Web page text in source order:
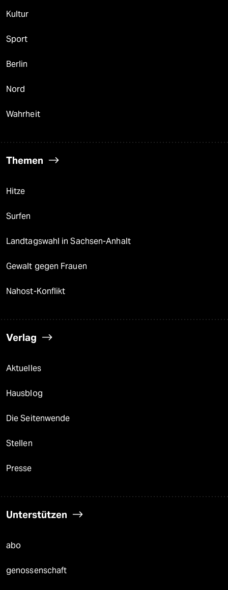
Kultur
Sport
Berlin
Nord
Wahrheit
Themen
Hitze
Surfen
Landtagswahl in Sachsen-Anhalt
Gewalt gegen Frauen
Nahost-Konflikt
Verlag
Aktuelles
Hausblog
Die Seitenwende
Stellen
Presse
Unterstützen
abo
genossenschaft